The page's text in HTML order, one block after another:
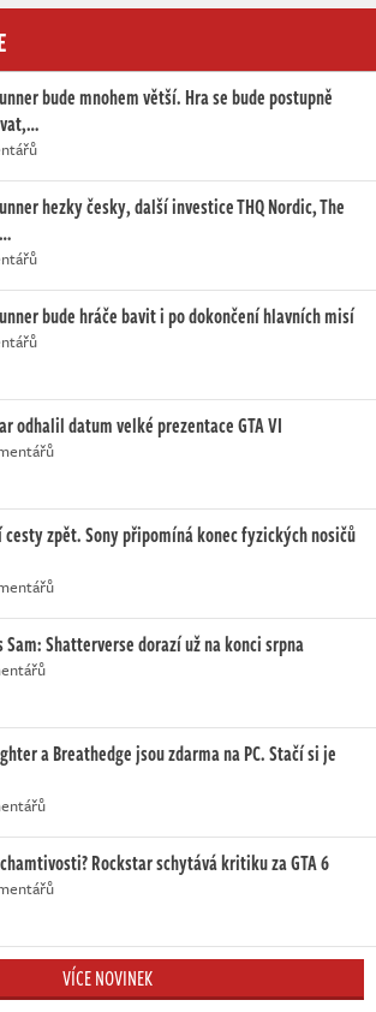
bude mnohem větší. Hra se bude postupně
hezky česky, další investice THQ Nordic, The
bude hráče bavit i po dokončení hlavních misí
odhalil datum velké prezentace GTA VI
cesty zpět. Sony připomíná konec fyzických nosičů
Sam: Shatterverse dorazí už na konci srpna
a Breathedge jsou zdarma na PC. Stačí si je
Rockstar schytává kritiku za GTA 6
VÍCE NOVINEK